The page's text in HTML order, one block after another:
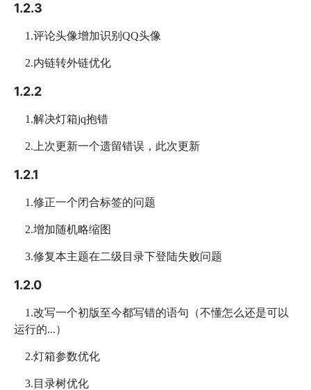
1.2.3
1.评论头像增加识别QQ头像
2.内链转外链优化
1.2.2
1.解决灯箱jq抱错
2.上次更新一个遗留错误，此次更新
1.2.1
1.修正一个闭合标签的问题
2.增加随机略缩图
3.修复本主题在二级目录下登陆失败问题
1.2.0
1.改写一个初版至今都写错的语句（不懂怎么还是可以
运行的...）
2.灯箱参数优化
3.目录树优化